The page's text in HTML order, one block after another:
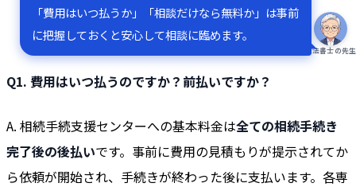
司法書士の先生
「費用はいつ払うか」「相談だけなら無料か」は事前
に把握しておくと安心して相談に臨めます。
Q1. 費用はいつ払うのですか？前払いですか？
A. 相続手続支援センターへの基本料金は全ての相続手続き
完了後の後払いです。事前に費用の見積もりが提示されてか
ら依頼が開始され、手続きが終わった後に支払います。各専